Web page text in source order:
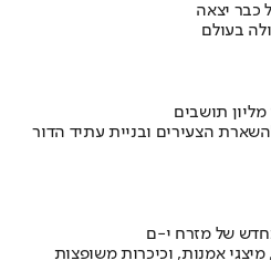
כבר יצאה
בעולם
הצעירים ובניית עתיד הדור
של מזרח י-ם
אמנות, וכיכרות משופצות